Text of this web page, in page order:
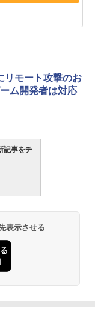
リモート攻撃のお
ム開発者は対応
記事をチ
表示させる